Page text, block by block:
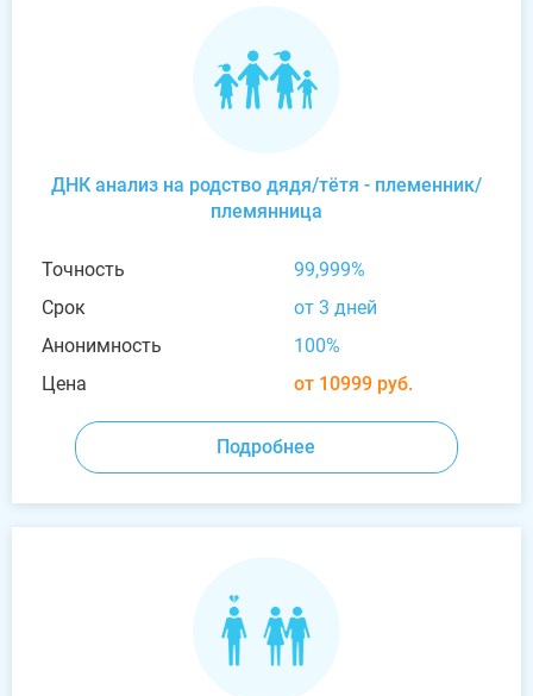
ДНК анализ на родство дядя/тётя - племенник/
племянница
Точность
99,999%
Срок
от 3 дней
Анонимность
100%
Цена
от 10999 руб.
Подробнее